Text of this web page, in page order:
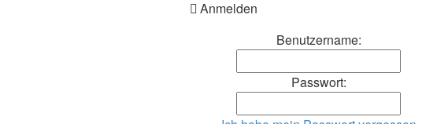
Anmelden
Benutzername:
Passwort: